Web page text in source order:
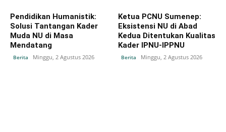
Pendidikan Humanistik:
Solusi Tantangan Kader
Muda NU di Masa
Mendatang
Berita Minggu, 2 Agustus 2026
Ketua PCNU Sumenep:
Eksistensi NU di Abad
Kedua Ditentukan Kualitas
Kader IPNU-IPPNU
Berita Minggu, 2 Agustus 2026